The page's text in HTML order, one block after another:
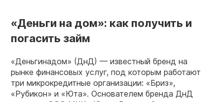
«Деньги на дом»: как получить и
погасить займ
«Деньгинадом» (ДнД) — известный бренд на
рынке финансовых услуг, под которым работают
три микрокредитные организации: «Бриз»,
«Рубикон» и «Юта». Основателем бренда ДнД